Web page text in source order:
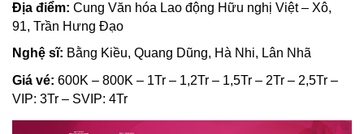
Địa điểm: Cung Văn hóa Lao động Hữu nghị Việt – Xô,
91, Trần Hưng Đạo
Nghệ sĩ: Bằng Kiều, Quang Dũng, Hà Nhi, Lân Nhã
Giá vé: 600K – 800K – 1Tr – 1,2Tr – 1,5Tr – 2Tr – 2,5Tr –
VIP: 3Tr – SVIP: 4Tr